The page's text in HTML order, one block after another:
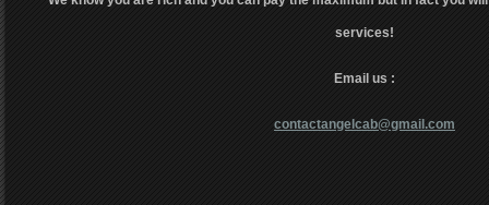
services!
Email us :
contactangelcab@gmail.com